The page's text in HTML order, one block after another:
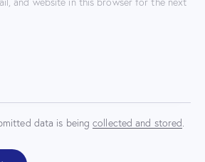
data is beingcollected and stored.